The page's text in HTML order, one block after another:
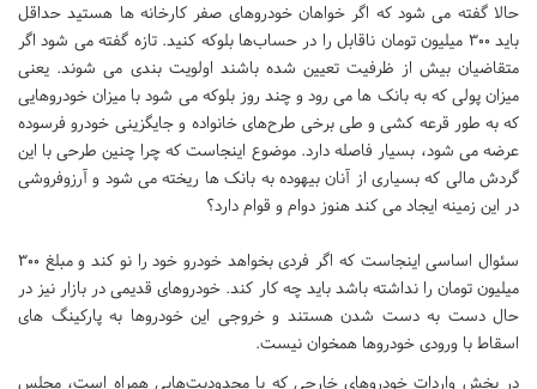
حالا گفته می شود که اگر خواهان خودروهای صفر کارخانه ها هستید حداقل
باید 300 میلیون تومان ناقابل را در حساب‌ها بلوکه کنید. تازه گفته می شود اگر
متقاضیان بیش از ظرفیت تعیین شده باشند اولویت بندی می شوند. یعنی
میزان پولی که به بانک ها می رود و چند روز بلوکه می شود با میزان خودروهایی
که به طور قرعه کشی و طی برخی طرح‌های خانواده و جایگزینی خودرو فرسوده
عرضه می شود، بسیار فاصله دارد. موضوع اینجاست که چرا چنین طرحی با این
گردش مالی که بسیاری از آنان بیهوده به بانک ها ریخته می شود و آرزوفروشی
در این زمینه ایجاد می کند هنوز دوام و قوام دارد؟
سئوال اساسی اینجاست که اگر فردی بخواهد خودرو خود را نو کند و مبلغ 300
میلیون تومان را نداشته باشد باید چه کار کند. خودروهای قدیمی در بازار نیز در
حال دست به دست شدن هستند و خروجی این خودروها به پارکینگ های
اسقاط با ورودی خودروها همخوان نیست.
در بخش واردات خودروهای خارجی که با محدودیت‌هایی همراه است،‌ مجلس